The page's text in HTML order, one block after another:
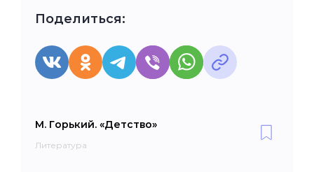
Поделиться:
М. Горький. «Детство»
Литература